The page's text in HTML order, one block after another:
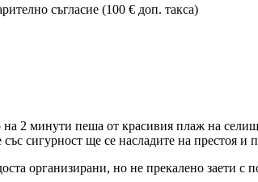
съгласие (100 € доп. такса)
2 минути пеша от красивия плаж на
сигурност ще се насладите на престоя и
организирани, но не прекалено заети с